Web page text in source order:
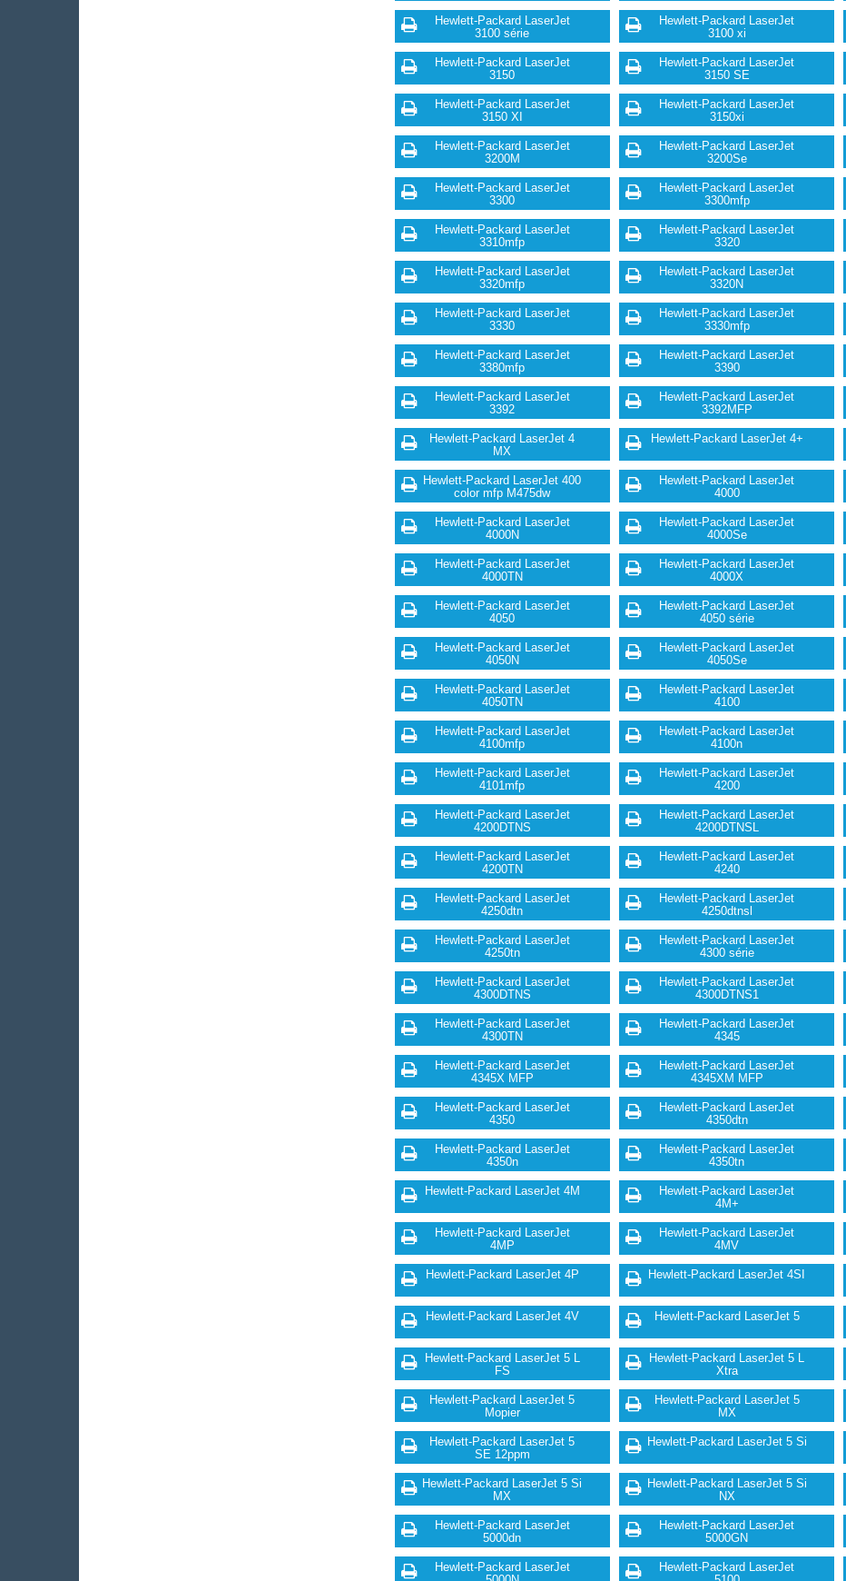
Hewlett-Packard LaserJet
3100 série
Hewlett-Packard LaserJet
3100 xi
Hewlett-Packard LaserJet
3150
Hewlett-Packard LaserJet
3150 SE
Hewlett-Packard LaserJet
3150 XI
Hewlett-Packard LaserJet
3150xi
Hewlett-Packard LaserJet
3200M
Hewlett-Packard LaserJet
3200Se
Hewlett-Packard LaserJet
3300
Hewlett-Packard LaserJet
3300mfp
Hewlett-Packard LaserJet
3310mfp
Hewlett-Packard LaserJet
3320
Hewlett-Packard LaserJet
3320mfp
Hewlett-Packard LaserJet
3320N
Hewlett-Packard LaserJet
3330
Hewlett-Packard LaserJet
3330mfp
Hewlett-Packard LaserJet
3380mfp
Hewlett-Packard LaserJet
3390
Hewlett-Packard LaserJet
3392
Hewlett-Packard LaserJet
3392MFP
Hewlett-Packard LaserJet 4
MX
Hewlett-Packard LaserJet 4+
Hewlett-Packard LaserJet 400
color mfp M475dw
Hewlett-Packard LaserJet
4000
Hewlett-Packard LaserJet
4000N
Hewlett-Packard LaserJet
4000Se
Hewlett-Packard LaserJet
4000TN
Hewlett-Packard LaserJet
4000X
Hewlett-Packard LaserJet
4050
Hewlett-Packard LaserJet
4050 série
Hewlett-Packard LaserJet
4050N
Hewlett-Packard LaserJet
4050Se
Hewlett-Packard LaserJet
4050TN
Hewlett-Packard LaserJet
4100
Hewlett-Packard LaserJet
4100mfp
Hewlett-Packard LaserJet
4100n
Hewlett-Packard LaserJet
4101mfp
Hewlett-Packard LaserJet
4200
Hewlett-Packard LaserJet
4200DTNS
Hewlett-Packard LaserJet
4200DTNSL
Hewlett-Packard LaserJet
4200TN
Hewlett-Packard LaserJet
4240
Hewlett-Packard LaserJet
4250dtn
Hewlett-Packard LaserJet
4250dtnsl
Hewlett-Packard LaserJet
4250tn
Hewlett-Packard LaserJet
4300 série
Hewlett-Packard LaserJet
4300DTNS
Hewlett-Packard LaserJet
4300DTNS1
Hewlett-Packard LaserJet
4300TN
Hewlett-Packard LaserJet
4345
Hewlett-Packard LaserJet
4345X MFP
Hewlett-Packard LaserJet
4345XM MFP
Hewlett-Packard LaserJet
4350
Hewlett-Packard LaserJet
4350dtn
Hewlett-Packard LaserJet
4350n
Hewlett-Packard LaserJet
4350tn
Hewlett-Packard LaserJet 4M
Hewlett-Packard LaserJet
4M+
Hewlett-Packard LaserJet
4MP
Hewlett-Packard LaserJet
4MV
Hewlett-Packard LaserJet 4P Hewlett-Packard LaserJet 4SI
Hewlett-Packard LaserJet 4V Hewlett-Packard LaserJet 5
Hewlett-Packard LaserJet 5 L
FS
Hewlett-Packard LaserJet 5 L
Xtra
Hewlett-Packard LaserJet 5
Mopier
Hewlett-Packard LaserJet 5
MX
Hewlett-Packard LaserJet 5
SE 12ppm
Hewlett-Packard LaserJet 5 Si
Hewlett-Packard LaserJet 5 Si
MX
Hewlett-Packard LaserJet 5 Si
NX
Hewlett-Packard LaserJet
5000dn
Hewlett-Packard LaserJet
5000GN
Hewlett-Packard LaserJet
Hewlett-Packard LaserJet